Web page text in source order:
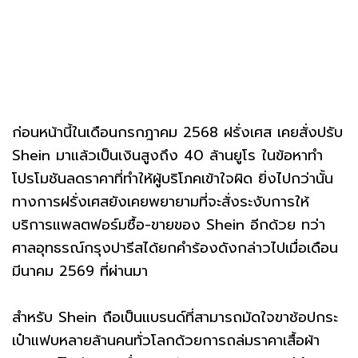
ก่อนหน้านี้ในเดือนกรกฎาคม 2568 ฝรั่งเศส เคยสั่งปรับ
Shein มาแล้วเป็นเงินสูงถึง 40 ล้านยูโร ในข้อหาทำ
โปรโมชันลดราคาที่ทำให้ผู้บริโภคเข้าใจผิด ยิ่งไปกว่านั้น
ทางการฝรั่งเศสยังเคยพยายามที่จะสั่งระงับการให้
บริการแพลตฟอร์มซื้อ-ขายของ Shein อีกด้วย ทว่า
ศาลอุทธรณ์กรุงปารีสได้ยกคำร้องดังกล่าวไปเมื่อเดือน
มีนาคม 2569 ที่ผ่านมา
สำหรับ Shein ถือเป็นแบรนด์ที่สามารถมัดใจขาช้อปกระ
เป๋าแฟบหลายล้านคนทั่วโลกด้วยการถล่มราคาเสื้อผ้า